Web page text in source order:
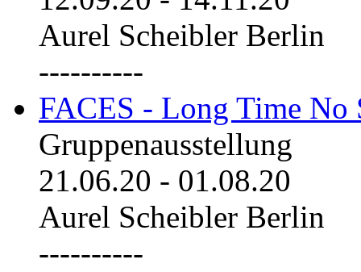
Aurel Scheibler Berlin
----------
FACES - Long Time No
Gruppenausstellung
21.06.20 - 01.08.20
Aurel Scheibler Berlin
----------